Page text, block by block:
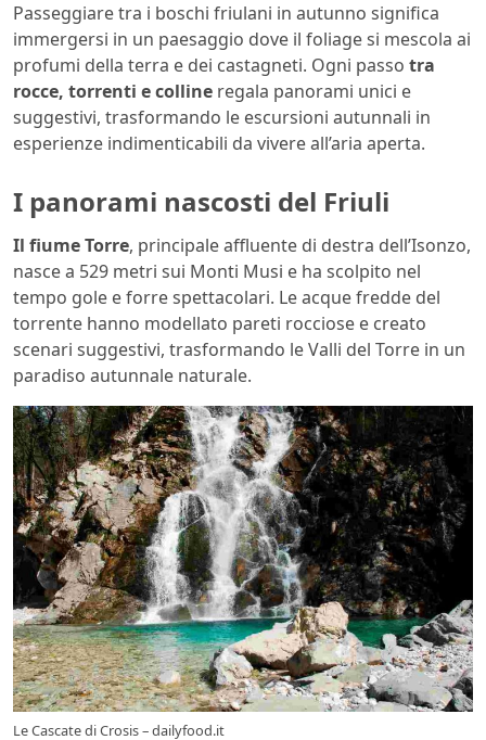
Passeggiare tra i boschi friulani in autunno significa
immergersi in un paesaggio dove il foliage si mescola ai
profumi della terra e dei castagneti. Ogni passo tra
rocce, torrenti e colline regala panorami unici e
suggestivi, trasformando le escursioni autunnali in
esperienze indimenticabili da vivere all’aria aperta.
I panorami nascosti del Friuli
Il fiume Torre, principale affluente di destra dell’Isonzo,
nasce a 529 metri sui Monti Musi e ha scolpito nel
tempo gole e forre spettacolari. Le acque fredde del
torrente hanno modellato pareti rocciose e creato
scenari suggestivi, trasformando le Valli del Torre in un
paradiso autunnale naturale.
Le Cascate di Crosis – dailyfood.it